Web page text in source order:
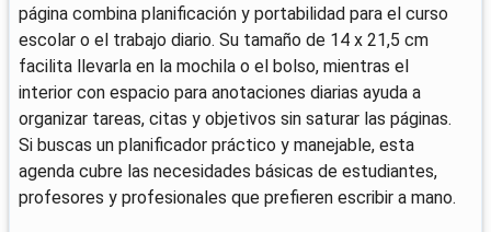
página combina planificación y portabilidad para el curso
escolar o el trabajo diario. Su tamaño de 14 x 21,5 cm
facilita llevarla en la mochila o el bolso, mientras el
interior con espacio para anotaciones diarias ayuda a
organizar tareas, citas y objetivos sin saturar las páginas.
Si buscas un planificador práctico y manejable, esta
agenda cubre las necesidades básicas de estudiantes,
profesores y profesionales que prefieren escribir a mano.